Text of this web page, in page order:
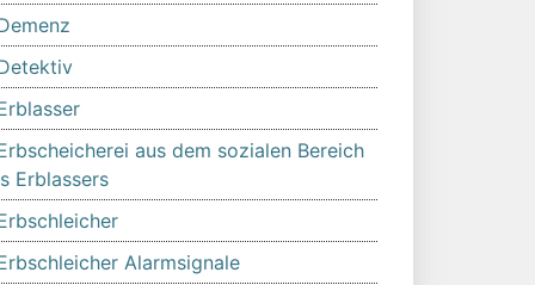
aus dem sozialen Bereich
Erblassers
Alarmsignale